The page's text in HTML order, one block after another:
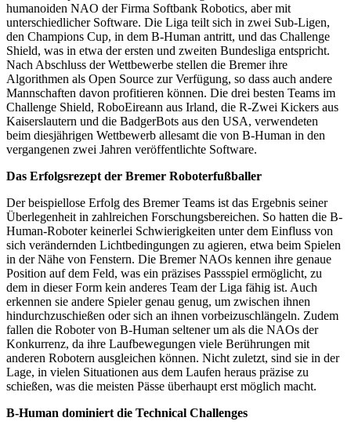
humanoiden NAO der Firma Softbank Robotics, aber mit
unterschiedlicher Software. Die Liga teilt sich in zwei Sub-Ligen,
den Champions Cup, in dem B-Human antritt, und das Challenge
Shield, was in etwa der ersten und zweiten Bundesliga entspricht.
Nach Abschluss der Wettbewerbe stellen die Bremer ihre
Algorithmen als Open Source zur Verfügung, so dass auch andere
Mannschaften davon profitieren können. Die drei besten Teams im
Challenge Shield, RoboEireann aus Irland, die R-Zwei Kickers aus
Kaiserslautern und die BadgerBots aus den USA, verwendeten
beim diesjährigen Wettbewerb allesamt die von B-Human in den
vergangenen zwei Jahren veröffentlichte Software.
Das Erfolgsrezept der Bremer Roboterfußballer
Der beispiellose Erfolg des Bremer Teams ist das Ergebnis seiner
Überlegenheit in zahlreichen Forschungsbereichen. So hatten die B-
Human-Roboter keinerlei Schwierigkeiten unter dem Einfluss von
sich verändernden Lichtbedingungen zu agieren, etwa beim Spielen
in der Nähe von Fenstern. Die Bremer NAOs kennen ihre genaue
Position auf dem Feld, was ein präzises Passspiel ermöglicht, zu
dem in dieser Form kein anderes Team der Liga fähig ist. Auch
erkennen sie andere Spieler genau genug, um zwischen ihnen
hindurchzuschießen oder sich an ihnen vorbeizuschlängeln. Zudem
fallen die Roboter von B-Human seltener um als die NAOs der
Konkurrenz, da ihre Laufbewegungen viele Berührungen mit
anderen Robotern ausgleichen können. Nicht zuletzt, sind sie in der
Lage, in vielen Situationen aus dem Laufen heraus präzise zu
schießen, was die meisten Pässe überhaupt erst möglich macht.
B-Human dominiert die Technical Challenges